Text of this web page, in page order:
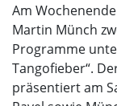
Am
Martin Münch
Programme
Tangofieber“.
präsentiert am